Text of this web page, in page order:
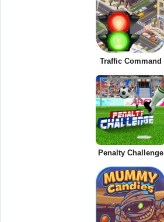
Traffic Command
Penalty Challenge